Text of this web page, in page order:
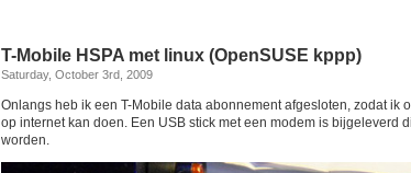
T-Mobile HSPA met linux (OpenSUSE kppp)
Saturday, October 3rd, 2009
Onlangs heb ik een T-Mobile data abonnement afgesloten, zodat ik
op internet kan doen. Een USB stick met een modem is bijgeleverd
worden.